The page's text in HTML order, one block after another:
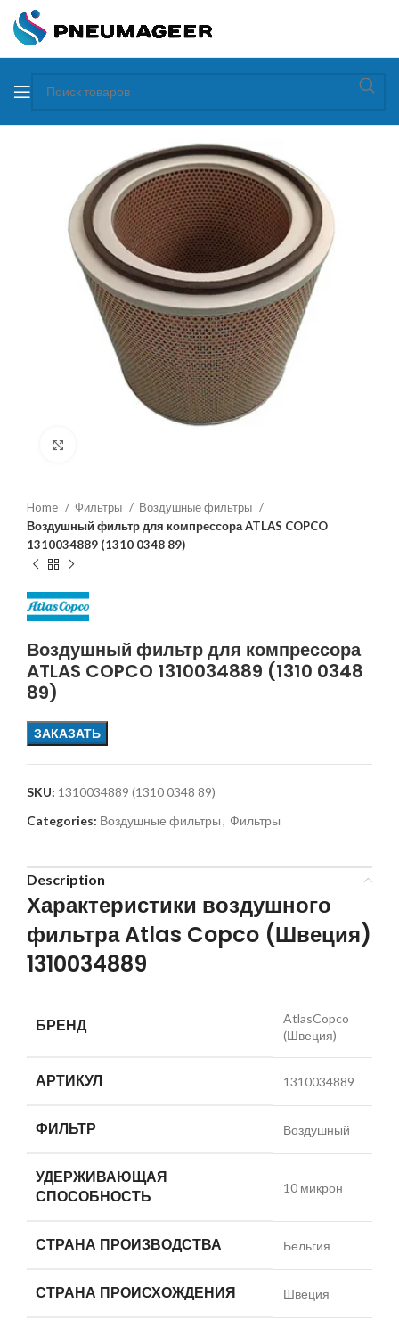
Home Фильтры
Воздушные фильтры
Воздушный фильтр для компрессора ATLAS COPCO
1310034889 (1310 0348 89)
Воздушный фильтр для компрессора
ATLAS COPCO 1310034889 (1310 0348
89)
ЗАКАЗАТЬ
SKU: 1310034889 (1310 0348 89)
Categories: Воздушные фильтры, Фильтры
Description
Характеристики воздушного
фильтра Atlas Copco (Швеция)
1310034889
БРЕНД
AtlasCopco
(Швеция)
АРТИКУЛ 1310034889
ФИЛЬТР Воздушный
УДЕРЖИВАЮЩАЯ
СПОСОБНОСТЬ
10 микрон
СТРАНА ПРОИЗВОДСТВА Бельгия
СТРАНА ПРОИСХОЖДЕНИЯ Швеция